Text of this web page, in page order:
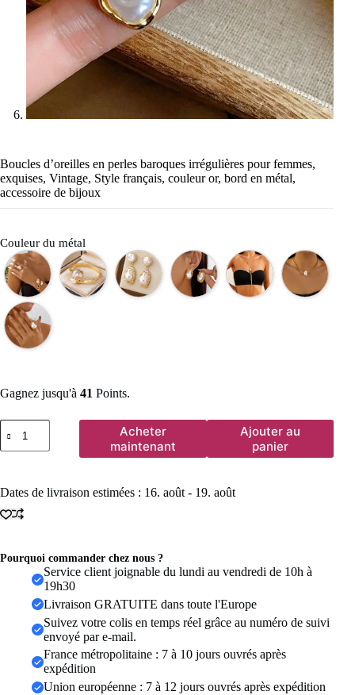
Boucles d’oreilles en perles baroques irrégulières pour femmes,
exquises, Vintage, Style français, couleur or, bord en métal,
accessoire de bijoux
Couleur du métal
Gagnez jusqu'à 41 Points.
quantité
de
Boucles
perles
baroques
irrégulières
exquises,
Vintage,
français,
couleur
accessoire
Acheter
maintenant
Ajouter au
panier
Dates de livraison estimées : 16. août - 19. août
Pourquoi commander chez nous ?
Service client joignable du lundi au vendredi de 10h à
19h30
Livraison GRATUITE dans toute l'Europe
Suivez votre colis en temps réel grâce au numéro de suivi
envoyé par e-mail.
France métropolitaine : 7 à 10 jours ouvrés après
expédition
Union européenne : 7 à 12 jours ouvrés après expédition